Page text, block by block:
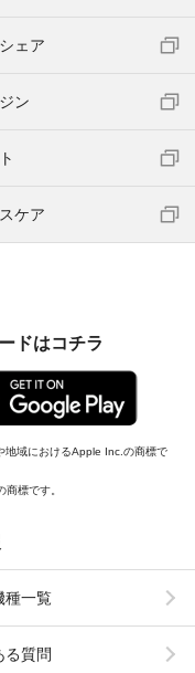
ェア
ン
ケア
ドはコチラ
地域におけるApple Inc.の商標で
標です。
種一覧
る質問